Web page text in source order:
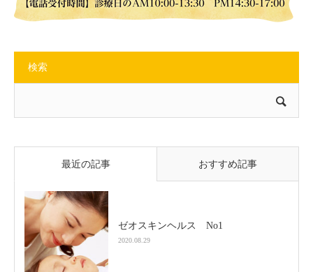
検索
最近の記事 おすすめ記事
ゼオスキンヘルス No1
2020.08.29